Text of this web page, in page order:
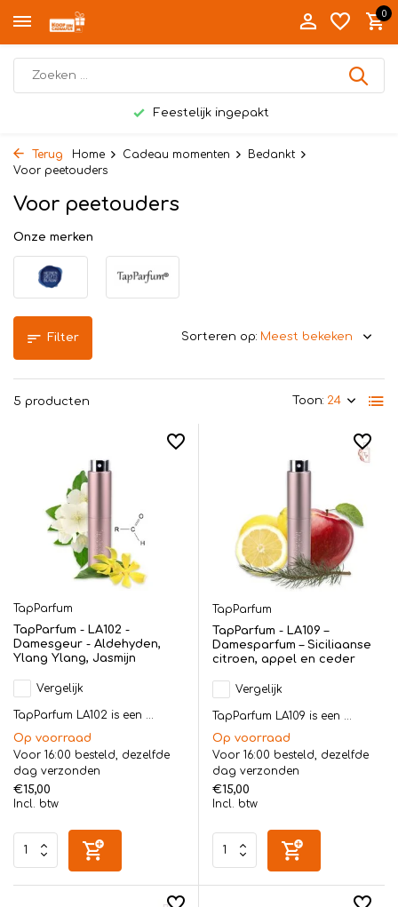
0
Feestelijk ingepakt
Terug Home Cadeau momenten
Bedankt
Voor peetouders
Voor peetouders
Onze merken
Filter
5 producten Toon:
Sorteren op:
TapParfum
TapParfum - LA102 -
Damesgeur - Aldehyden,
Ylang Ylang, Jasmijn
Vergelijk
TapParfum LA102 is een ...
Op voorraad
Voor 16:00 besteld, dezelfde
dag verzonden
€15,00
Incl. btw
TapParfum
TapParfum - LA109 –
Damesparfum – Siciliaanse
citroen, appel en ceder
Vergelijk
TapParfum LA109 is een ...
Op voorraad
Voor 16:00 besteld, dezelfde
dag verzonden
€15,00
Incl. btw